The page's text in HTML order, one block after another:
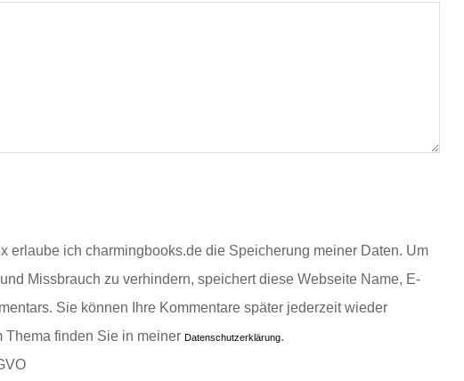
erlaube ich charmingbooks.de die Speicherung meiner Daten. Um
Missbrauch zu verhindern, speichert diese Webseite Name, E-
Sie können Ihre Kommentare später jederzeit wieder
Thema finden Sie in meiner Datenschutzerklärung.